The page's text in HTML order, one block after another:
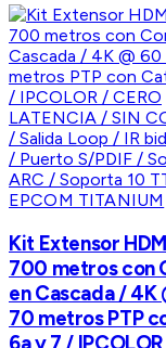
EPCOM TITANIUM
Kit Extensor
700 metros con
en Cascada / 4K
70 metros PTP
6a y 7 /